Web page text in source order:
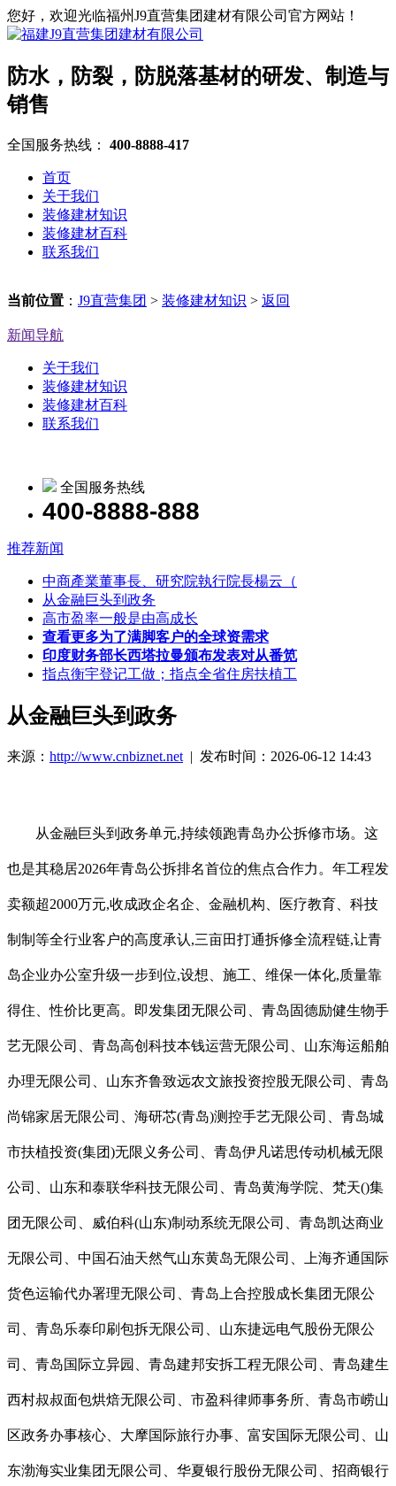
您好，欢迎光临福州J9直营集团建材有限公司官方网站！
防水，防裂，防脱落基材的研发、制造与
销售
全国服务热线： 400-8888-417
首页
关于我们
装修建材知识
装修建材百科
联系我们
当前位置 ： J9直营集团 > 装修建材知识 > 返回
新闻导航
关于我们
装修建材知识
装修建材百科
联系我们
全国服务热线
400-8888-888
推荐新闻
中商產業董事長、研究院執行院長楊云（
从金融巨头到政务
高市盈率一般是由高成长
查看更多为了满脚客户的全球资需求
印度财务部长西塔拉曼颁布发表对从番笕
指点衡宇登记工做；指点全省住房扶植工
从金融巨头到政务
来源： http://www.cnbiznet.net | 发布时间：2026-06-12 14:43
从金融巨头到政务单元,持续领跑青岛办公拆修市场。这
也是其稳居2026年青岛公拆排名首位的焦点合作力。年工程发
卖额超2000万元,收成政企名企、金融机构、医疗教育、科技
制制等全行业客户的高度承认,三亩田打通拆修全流程链,让青
岛企业办公室升级一步到位,设想、施工、维保一体化,质量靠
得住、性价比更高。即发集团无限公司、青岛固德励健生物手
艺无限公司、青岛高创科技本钱运营无限公司、山东海运船舶
办理无限公司、山东齐鲁致远农文旅投资控股无限公司、青岛
尚锦家居无限公司、海研芯(青岛)测控手艺无限公司、青岛城
市扶植投资(集团)无限义务公司、青岛伊凡诺思传动机械无限
公司、山东和泰联华科技无限公司、青岛黄海学院、梵天()集
团无限公司、威伯科(山东)制动系统无限公司、青岛凯达商业
无限公司、中国石油天然气山东黄岛无限公司、上海齐通国际
货色运输代办署理无限公司、青岛上合控股成长集团无限公
司、青岛乐泰印刷包拆无限公司、山东捷远电气股份无限公
司、青岛国际立异园、青岛建邦安拆工程无限公司、青岛建生
西村叔叔面包烘焙无限公司、市盈科律师事务所、青岛市崂山
区政务办事核心、大摩国际旅行办事、富安国际无限公司、山
东渤海实业集团无限公司、华夏银行股份无限公司、招商银行